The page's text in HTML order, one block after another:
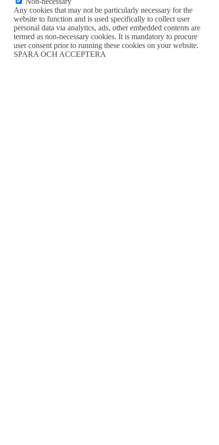
Any cookies that may not be particularly necessary for the
website to function and is used specifically to collect user
personal data via analytics, ads, other embedded contents are
termed as non-necessary cookies. It is mandatory to procure
user consent prior to running these cookies on your website.
SPARA OCH ACCEPTERA